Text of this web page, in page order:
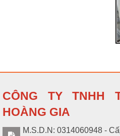
CÔNG TY TNHH
HOÀNG GIA
M.S.D.N: 0314060948 -